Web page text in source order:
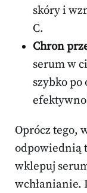
skóry i
C.
Chron
serum w
szybko po
Oprócz tego,
odpowiednią
wklepuj
wchłanianie.